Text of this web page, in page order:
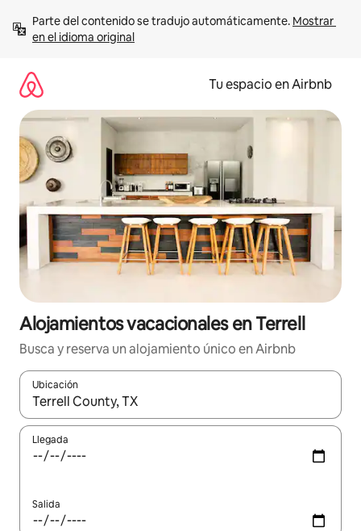
contenido
Parte del contenido se tradujo automáticamente. Mostrar
en el idioma original
Tu espacio en Airbnb
Alojamientos vacacionales en Terrell
Busca y reserva un alojamiento único en Airbnb
Ubicación
Cuando los resultados estén disponibles, podrás navegar
Llegada
Salida